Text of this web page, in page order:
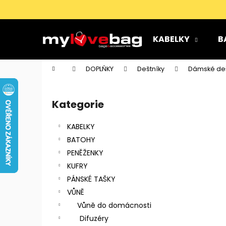
KABELKY
Domů DOPLŇKY Deštníky Dámské
Přeskočit
kategorie
Kategorie
KABELKY
BATOHY
PENĚŽENKY
KUFRY
PÁNSKÉ TAŠKY
VŮNĚ
Vůně do domácnosti
Difuzéry
o
k